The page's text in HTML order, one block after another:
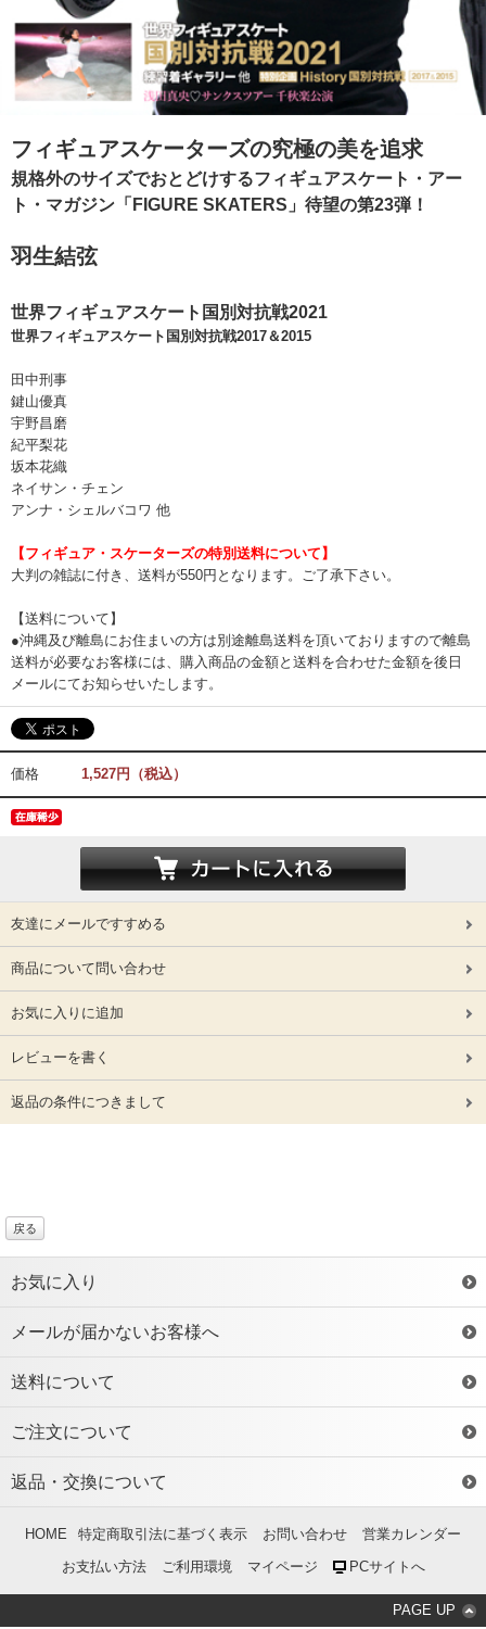
フィギュアスケーターズの究極の美を追求
規格外のサイズでおとどけするフィギュアスケート・アー
ト・マガジン「FIGURE SKATERS」待望の第23弾！
羽生結弦
世界フィギュアスケート国別対抗戦2021
世界フィギュアスケート国別対抗戦2017＆2015
田中刑事
鍵山優真
宇野昌磨
紀平梨花
坂本花織
ネイサン・チェン
アンナ・シェルバコワ 他
【フィギュア・スケーターズの特別送料について】
大判の雑誌に付き、送料が550円となります。ご了承下さい。
【送料について】
●沖縄及び離島にお住まいの方は別途離島送料を頂いておりますので離島
送料が必要なお客様には、購入商品の金額と送料を合わせた金額を後日
メールにてお知らせいたします。
価格 1,527円（税込）
友達にメールですすめる
商品について問い合わせ
お気に入りに追加
レビューを書く
返品の条件につきまして
戻る
お気に入り
メールが届かないお客様へ
送料について
ご注文について
返品・交換について
HOME 特定商取引法に基づく表示 お問い合わせ
営業カレンダー
お支払い方法
ご利用環境 マイページ PCサイトへ
PAGE UP